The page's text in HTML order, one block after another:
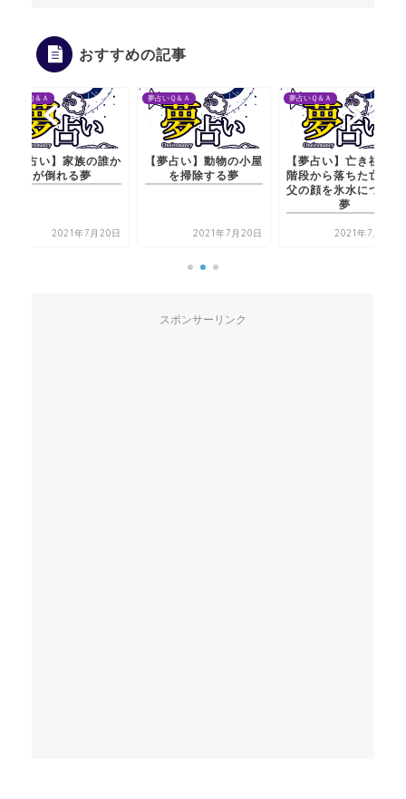
おすすめの記事
夢占いＱ＆Ａ
【夢占い】家族の誰か
が倒れる夢
2021年7月20日
夢占いＱ＆Ａ
【夢占い】動物の小屋
を掃除する夢
2021年7月20日
夢占いＱ＆Ａ
【夢占い】亡き祖母が
階段から落ちた亡き祖
父の顔を氷水につける
夢
2021年7月20日
スポンサーリンク